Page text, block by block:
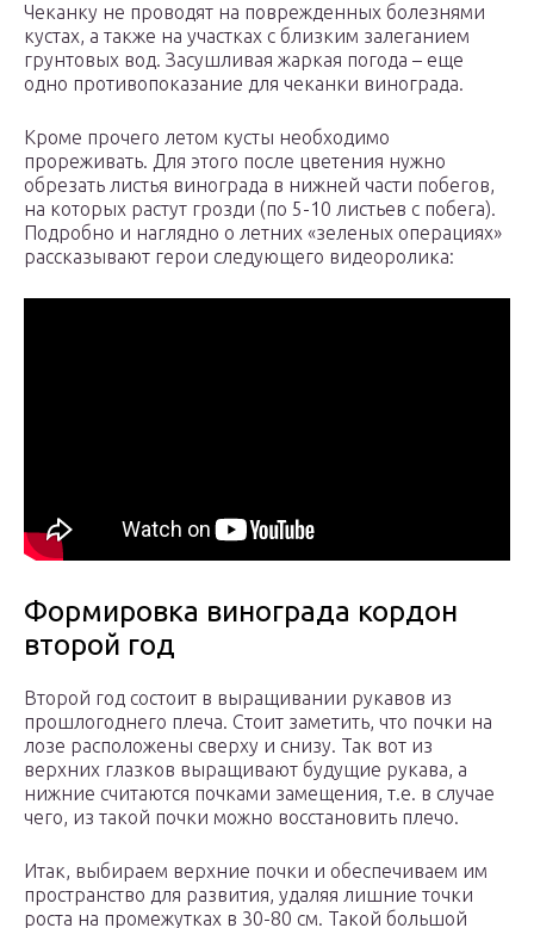
Чеканку не проводят на поврежденных болезнями
кустах, а также на участках с близким залеганием
грунтовых вод. Засушливая жаркая погода – еще
одно противопоказание для чеканки винограда.
Кроме прочего летом кусты необходимо
прореживать. Для этого после цветения нужно
обрезать листья винограда в нижней части побегов,
на которых растут грозди (по 5-10 листьев с побега).
Подробно и наглядно о летних «зеленых операциях»
рассказывают герои следующего видеоролика:
Формировка винограда кордон
второй год
Второй год состоит в выращивании рукавов из
прошлогоднего плеча. Стоит заметить, что почки на
лозе расположены сверху и снизу. Так вот из
верхних глазков выращивают будущие рукава, а
нижние считаются почками замещения, т.е. в случае
чего, из такой почки можно восстановить плечо.
Итак, выбираем верхние почки и обеспечиваем им
пространство для развития, удаляя лишние точки
роста на промежутках в 30-80 см. Такой большой